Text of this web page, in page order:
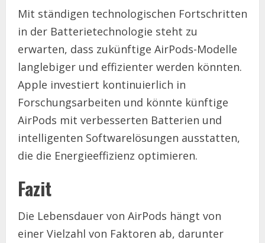
Mit ständigen technologischen Fortschritten
in der Batterietechnologie steht zu
erwarten, dass zukünftige AirPods-Modelle
langlebiger und effizienter werden könnten.
Apple investiert kontinuierlich in
Forschungsarbeiten und könnte künftige
AirPods mit verbesserten Batterien und
intelligenten Softwarelösungen ausstatten,
die die Energieeffizienz optimieren.
Fazit
Die Lebensdauer von AirPods hängt von
einer Vielzahl von Faktoren ab, darunter